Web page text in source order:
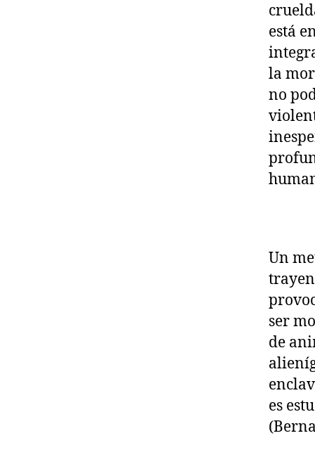
está
la
no
Un
ser
de
es